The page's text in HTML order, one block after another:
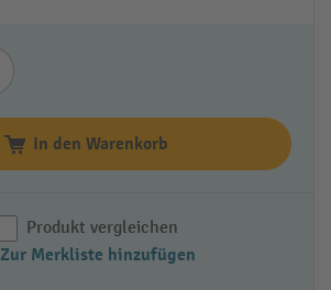
In den Warenkorb
Produkt vergleichen
Zur Merkliste hinzufügen